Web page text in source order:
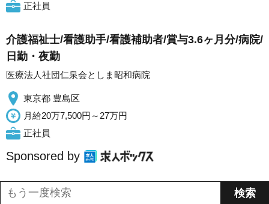
正社員
介護福祉士/看護助手/看護補助者/賞与3.6ヶ月分/病院/
日勤・夜勤
医療法人社団仁泉会としま昭和病院
東京都 豊島区
月給20万7,500円～27万円
正社員
Sponsored by